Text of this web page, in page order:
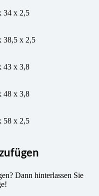
34 x 2,5
38,5 x 2,5
43 x 3,8
48 x 3,8
58 x 2,5
Dann hinterlassen Sie